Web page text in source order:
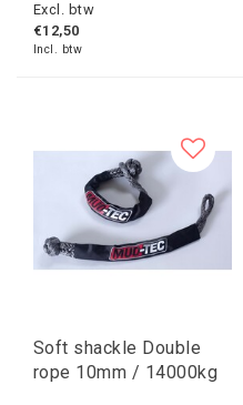
Excl. btw
€12,50
Incl. btw
Soft shackle Double
rope 10mm / 14000kg